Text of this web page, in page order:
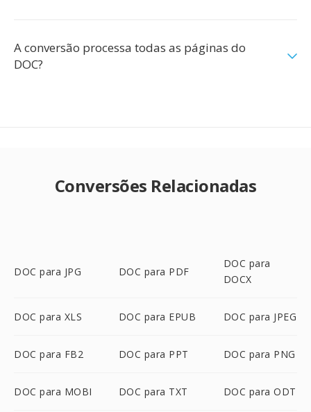
A conversão processa todas as páginas do
DOC?
Conversões Relacionadas
DOC para JPG DOC para PDF
DOC para
DOCX
DOC para XLS DOC para EPUB DOC para JPEG
DOC para FB2 DOC para PPT DOC para PNG
DOC para MOBI DOC para TXT DOC para ODT